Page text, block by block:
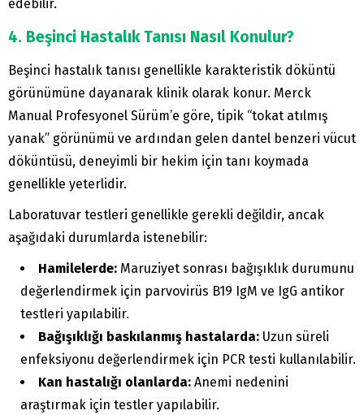
edebilir.
4. Beşinci Hastalık Tanısı Nasıl Konulur?
Beşinci hastalık tanısı genellikle karakteristik döküntü
görünümüne dayanarak klinik olarak konur. Merck
Manual Profesyonel Sürüm’e göre, tipik “tokat atılmış
yanak” görünümü ve ardından gelen dantel benzeri vücut
döküntüsü, deneyimli bir hekim için tanı koymada
genellikle yeterlidir.
Laboratuvar testleri genellikle gerekli değildir, ancak
aşağıdaki durumlarda istenebilir:
Hamilelerde: Maruziyet sonrası bağışıklık durumunu
değerlendirmek için parvovirüs B19 IgM ve IgG antikor
testleri yapılabilir.
Bağışıklığı baskılanmış hastalarda: Uzun süreli
enfeksiyonu değerlendirmek için PCR testi kullanılabilir.
Kan hastalığı olanlarda: Anemi nedenini
araştırmak için testler yapılabilir.